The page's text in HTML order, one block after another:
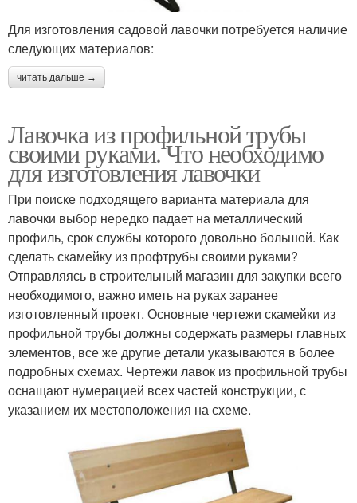
Для изготовления садовой лавочки потребуется наличие
следующих материалов:
читать дальше →
Лавочка из профильной трубы
своими руками. Что необходимо
для изготовления лавочки
При поиске подходящего варианта материала для
лавочки выбор нередко падает на металлический
профиль, срок службы которого довольно большой. Как
сделать скамейку из профтрубы своими руками?
Отправляясь в строительный магазин для закупки всего
необходимого, важно иметь на руках заранее
изготовленный проект. Основные чертежи скамейки из
профильной трубы должны содержать размеры главных
элементов, все же другие детали указываются в более
подробных схемах. Чертежи лавок из профильной трубы
оснащают нумерацией всех частей конструкции, с
указанием их местоположения на схеме.